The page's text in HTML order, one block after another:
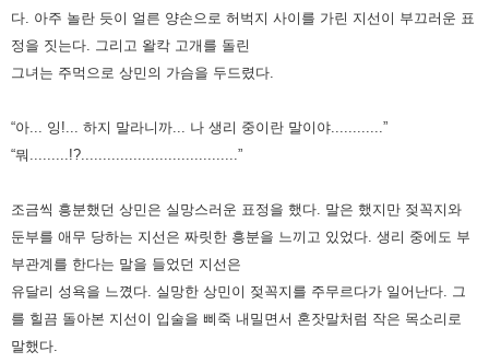
다. 아주 놀란 듯이 얼른 양손으로 허벅지 사이를 가린 지선이 부끄러운 표
정을 짓는다. 그리고 왈칵 고개를 돌린
그녀는 주먹으로 상민의 가슴을 두드렸다.
“아... 잉!... 하지 말라니까... 나 생리 중이란 말이야............”
“뭐.........!?....................................”
조금씩 흥분했던 상민은 실망스러운 표정을 했다. 말은 했지만 젖꼭지와
둔부를 애무 당하는 지선은 짜릿한 흥분을 느끼고 있었다. 생리 중에도 부
부관계를 한다는 말을 들었던 지선은
유달리 성욕을 느꼈다. 실망한 상민이 젖꼭지를 주무르다가 일어 난다. 그
를 힐끔 돌아본 지선이 입술을 삐죽 내밀면서 혼잣말처럼 작은 목소리로
말했다.